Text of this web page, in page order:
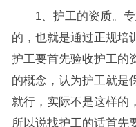
1、护工的资质。专
的，也就是通过正规培
护工要首先验收护工的
的概念，认为护工就是
就行，实际不是这样的
所以说找护工的话首先